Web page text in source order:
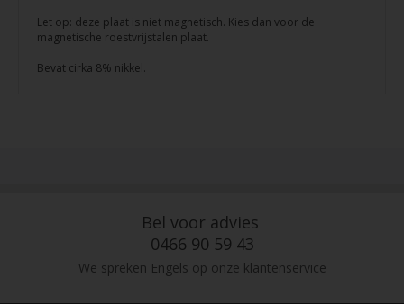
Let op: deze plaat is niet magnetisch. Kies dan voor de
magnetische roestvrijstalen plaat.
Bevat cirka 8% nikkel.
Bel voor advies
0466 90 59 43
We spreken Engels op onze klantenservice